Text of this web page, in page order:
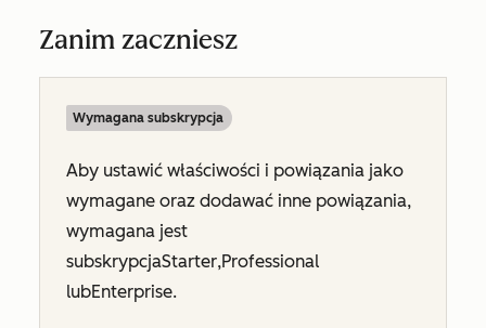
Zanim zaczniesz
Wymagana subskrypcja
Aby ustawić właściwości i powiązania jako
wymagane oraz dodawać inne powiązania,
wymagana jest
subskrypcjaStarter,Professional
lubEnterprise.